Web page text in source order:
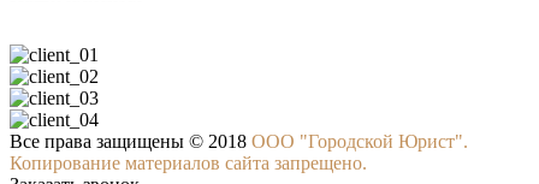
Все права защищены © 2018 ООО "Городской Юрист".
Копирование материалов сайта запрещено.